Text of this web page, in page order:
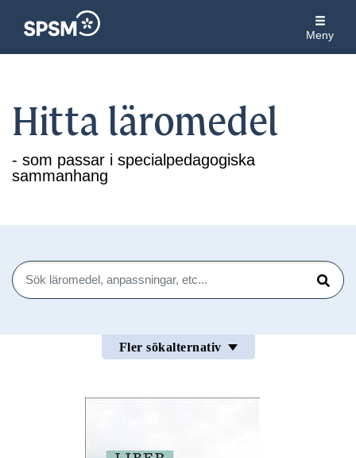
Meny
Hitta läromedel
- som passar i specialpedagogiska
sammanhang
Sök
Sök
Fler sökalternativ